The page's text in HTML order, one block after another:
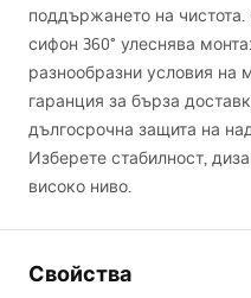
поддържането на
сифон 360° улеснява
разнообразни условия на
гаранция за бърза
дългосрочна защита на
Изберете стабилност,
високо ниво.
Свойства